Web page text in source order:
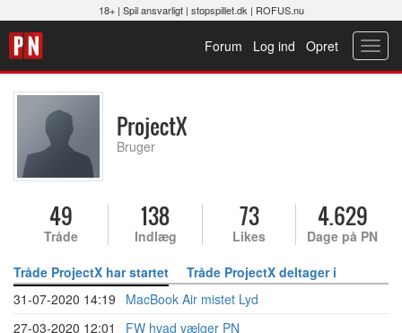
18+ | Spil ansvarligt| stopspillet.dk | ROFUS.nu
Opret
Log ind
Forum
ProjectX
Bruger
49
Tråde
138
Indlæg
73
Likes
4.629
Dage på PN
Tråde ProjectX har startet
Tråde ProjectX deltager i
31-07-2020 14:19
MacBook Air mistet Lyd
27-03-2020 12:01
FW hvad vælger PN